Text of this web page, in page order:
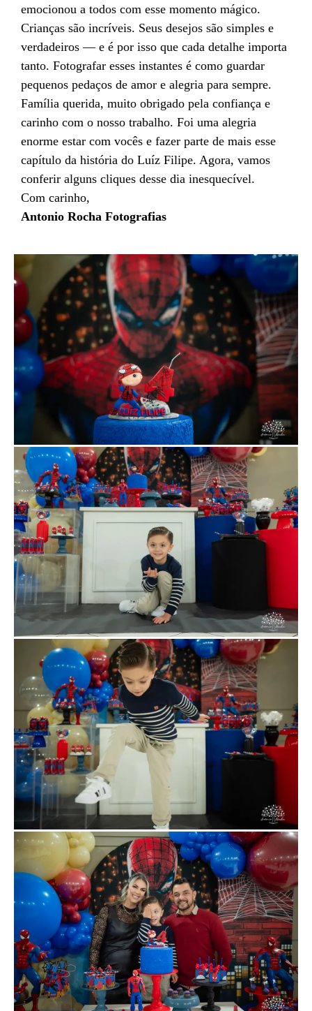
emocionou a todos com esse momento mágico.
Crianças são incríveis. Seus desejos são simples e
verdadeiros — e é por isso que cada detalhe importa
tanto. Fotografar esses instantes é como guardar
pequenos pedaços de amor e alegria para sempre.
Família querida, muito obrigado pela confiança e
carinho com o nosso trabalho. Foi uma alegria
enorme estar com vocês e fazer parte de mais esse
capítulo da história do Luíz Filipe. Agora, vamos
conferir alguns cliques desse dia inesquecível.
Com carinho,
Antonio Rocha Fotografias